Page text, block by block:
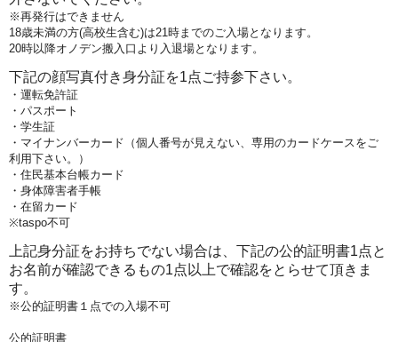
※再発行はできません
18歳未満の方(高校生含む)は21時までのご入場となります。
20時以降オノデン搬入口より入退場となります。
下記の顔写真付き身分証を1点ご持参下さい。
・運転免許証
・パスポート
・学生証
・マイナンバーカード（個人番号が見えない、専用のカードケースをご
利用下さい。）
・住民基本台帳カード
・身体障害者手帳
・在留カード
※taspo不可
上記身分証をお持ちでない場合は、下記の公的証明書1点と
お名前が確認できるもの1点以上で確認をとらせて頂きま
す。
※公的証明書１点での入場不可
公的証明書